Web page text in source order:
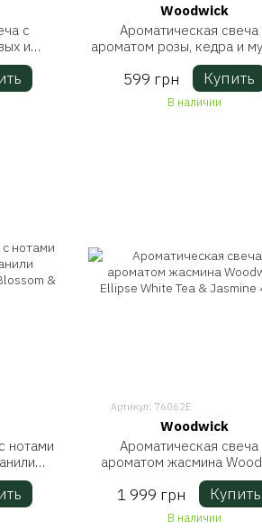
с
и
г
Woodwick
Ароматическая свеча
ароматом розы, кедра и
Woodwick Mini Rosewood
599 грн Купить
В наличии
нотами
Артикул: 76062E
Woodwick
Ароматическая свеча
ароматом жасмина
Ellipse White Tea & Jasmine
1 999 грн Купить
В наличии